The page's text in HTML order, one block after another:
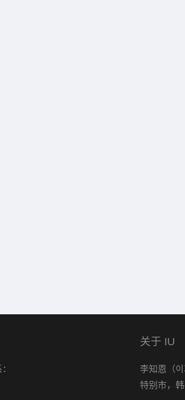
关于 IU
李知恩（
特别市，